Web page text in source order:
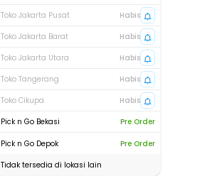
Toko Jakarta Pusat
Habis
Toko Jakarta Barat
Habis
Toko Jakarta Utara
Habis
Toko Tangerang
Habis
Toko Cikupa
Habis
Pick n Go Bekasi
Pre Order
Pick n Go Depok
Pre Order
Tidak tersedia di lokasi lain